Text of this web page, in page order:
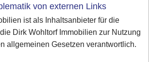
von externen Links
ist als Inhaltsanbieter für die
Dirk Wohltorf Immobilien zur Nutzung
allgemeinen Gesetzen verantwortlich.